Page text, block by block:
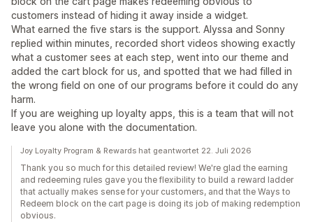
customers instead of hiding it away inside a widget.
What earned the five stars is the support. Alyssa and Sonny
replied within minutes, recorded short videos showing exactly
what a customer sees at each step, went into our theme and
added the cart block for us, and spotted that we had filled in
the wrong field on one of our programs before it could do any
harm.
If you are weighing up loyalty apps, this is a team that will not
leave you alone with the documentation.
Joy Loyalty Program & Rewards hat geantwortet 22. Juli 2026
Thank you so much for this detailed review! We're glad the earning
and redeeming rules gave you the flexibility to build a reward ladder
that actually makes sense for your customers, and that the Ways to
Redeem block on the cart page is doing its job of making redemption
obvious.